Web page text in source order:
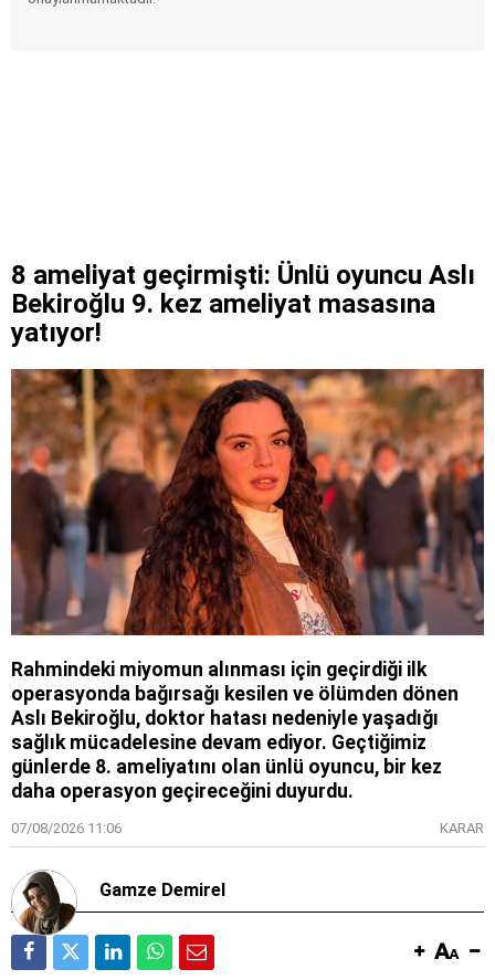
8 ameliyat geçirmişti: Ünlü oyuncu Aslı
Bekiroğlu 9. kez ameliyat masasına
yatıyor!
Rahmindeki miyomun alınması için geçirdiği ilk
operasyonda bağırsağı kesilen ve ölümden dönen
Aslı Bekiroğlu, doktor hatası nedeniyle yaşadığı
sağlık mücadelesine devam ediyor. Geçtiğimiz
günlerde 8. ameliyatını olan ünlü oyuncu, bir kez
daha operasyon geçireceğini duyurdu.
07/08/2026 11:06 KARAR
Gamze Demirel